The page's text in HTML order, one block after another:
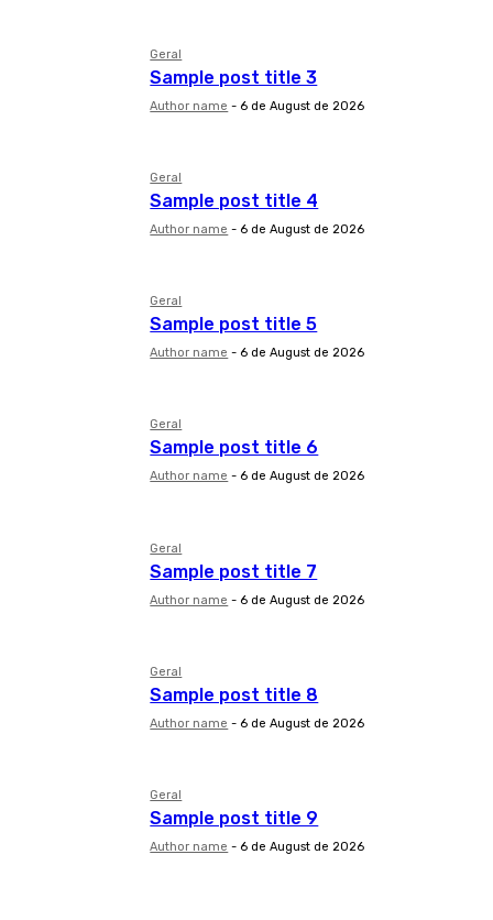
Geral
Sample post title 3
Author name - 6 de August de 2026
Geral
Sample post title 4
Author name - 6 de August de 2026
Geral
Sample post title 5
Author name - 6 de August de 2026
Geral
Sample post title 6
Author name - 6 de August de 2026
Geral
Sample post title 7
Author name - 6 de August de 2026
Geral
Sample post title 8
Author name - 6 de August de 2026
Geral
Sample post title 9
Author name - 6 de August de 2026